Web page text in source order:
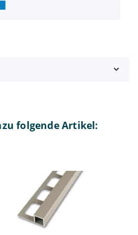
folgende Artikel: